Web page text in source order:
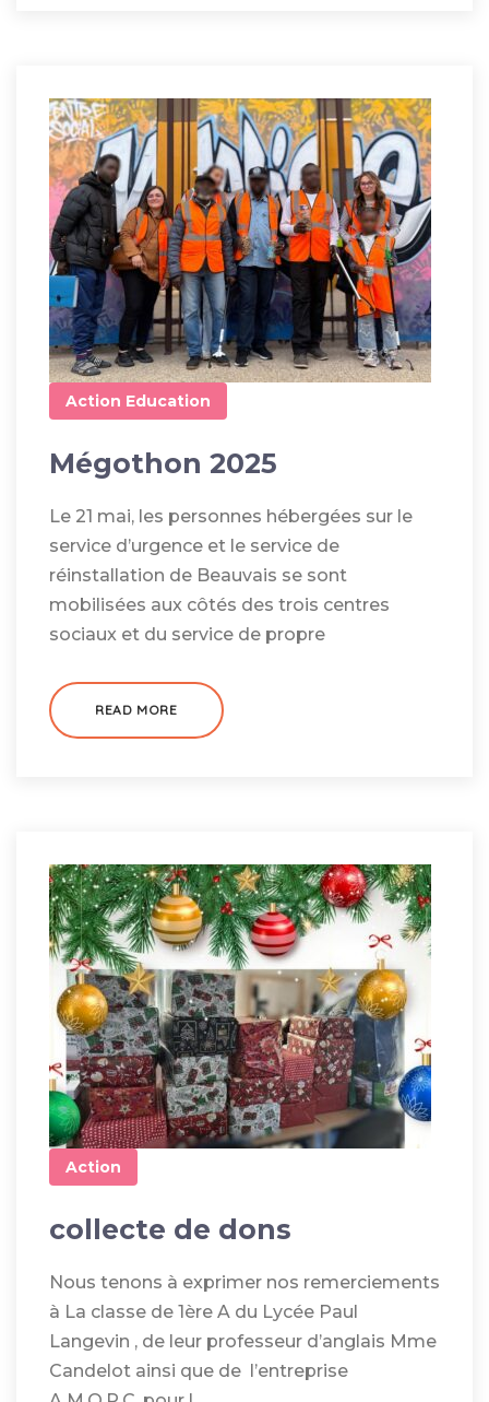
Action Education
Mégothon 2025
Le 21 mai, les personnes hébergées sur le
service d’urgence et le service de
réinstallation de Beauvais se sont
mobilisées aux côtés des trois centres
sociaux et du service de propre
READ MORE
Action
collecte de dons
Nous tenons à exprimer nos remerciements
à La classe de 1ère A du Lycée Paul
Langevin , de leur professeur d’anglais Mme
Candelot ainsi que de l’entreprise